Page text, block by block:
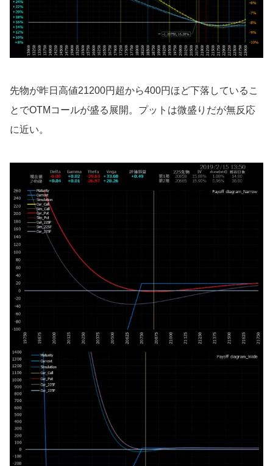
先物が昨日高値21200円超から400円ほど下落しているこ
とでOTMコールが盛る展開。プットは微盛りだが無反応
に近い。